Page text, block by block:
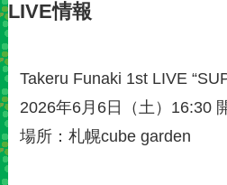
LIVE情報
Takeru Funaki 1st LIVE
2026年6月6日（土）16:30
場所：札幌cube garden